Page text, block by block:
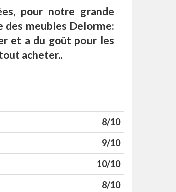
pour notre grande
meubles Delorme:
et a du goût pour les
acheter..
8/10
9/10
10/10
8/10